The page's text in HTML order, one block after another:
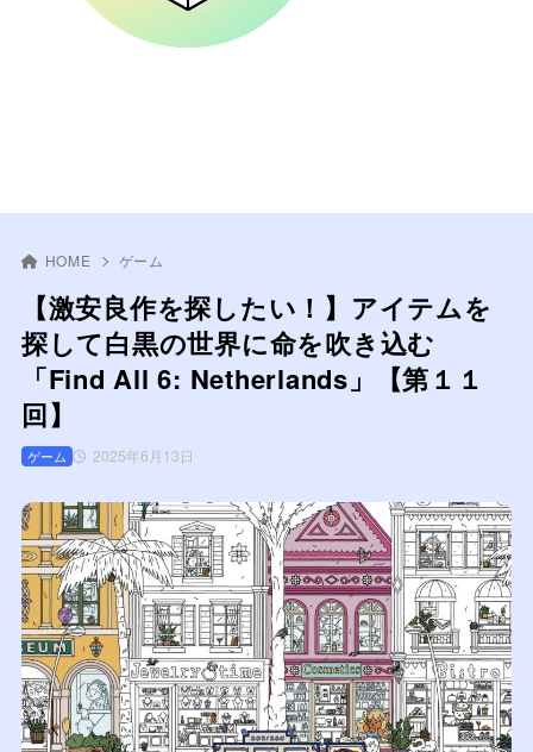
HOME ゲーム
【激安良作を探したい！】アイテムを
探して白黒の世界に命を吹き込む
「Find All 6: Netherlands」【第１１
回】
2025年6月13日
ゲーム